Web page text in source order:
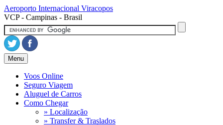
Aeroporto Internacional Viracopos
VCP - Campinas - Brasil
Menu
Voos Online
Seguro Viagem
Aluguel de Carros
Como Chegar
» Localização
» Transfer & Traslados